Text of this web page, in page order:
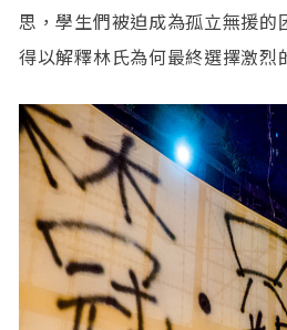
思，學生們被迫成為孤立無援的
得以解釋林氏為何最終選擇激烈